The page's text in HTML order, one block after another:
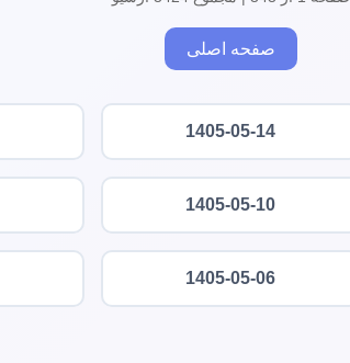
صفحه اصلی
1405-05-14
1405-05-10
1405-05-06